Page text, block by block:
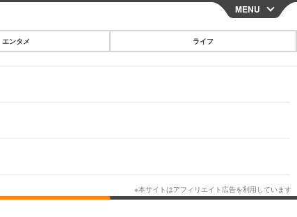
CLOSE
グルメ
MENU
エンタメ ライフ